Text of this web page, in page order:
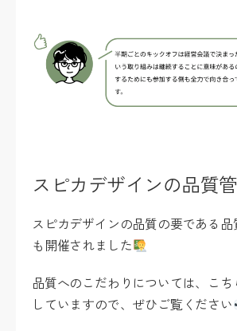
スピカデザインの品質
スピカデザインの品質の要である品
も開催されました
品質へのこだわりについては、こ
していますので、ぜひご覧ください